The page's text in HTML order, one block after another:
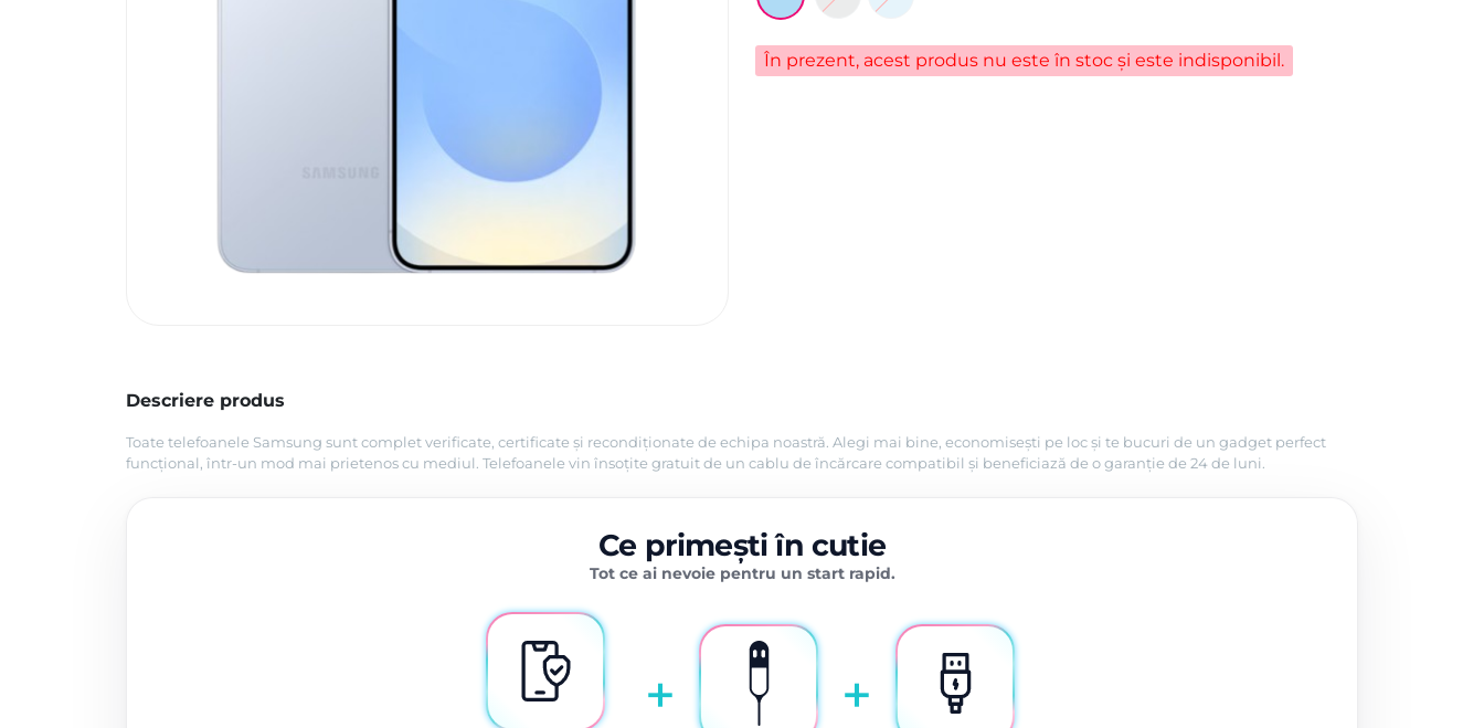
În prezent, acest produs nu este în stoc și este indisponibil.
Descriere produs
Toate telefoanele Samsung sunt complet verificate, certificate și recondiționate de echipa noastră. Alegi mai bine, economisești pe loc și te bucuri de un gadget perfect
funcțional, într-un mod mai prietenos cu mediul. Telefoanele vin însoțite gratuit de un cablu de încărcare compatibil și beneficiază de o garanție de 24 de luni.
Ce primești în cutie
Tot ce ai nevoie pentru un start rapid.
+ +